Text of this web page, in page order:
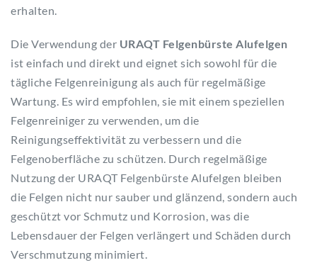
erhalten.
Die Verwendung der URAQT Felgenbürste Alufelgen
ist einfach und direkt und eignet sich sowohl für die
tägliche Felgenreinigung als auch für regelmäßige
Wartung. Es wird empfohlen, sie mit einem speziellen
Felgenreiniger zu verwenden, um die
Reinigungseffektivität zu verbessern und die
Felgenoberfläche zu schützen. Durch regelmäßige
Nutzung der URAQT Felgenbürste Alufelgen bleiben
die Felgen nicht nur sauber und glänzend, sondern auch
geschützt vor Schmutz und Korrosion, was die
Lebensdauer der Felgen verlängert und Schäden durch
Verschmutzung minimiert.